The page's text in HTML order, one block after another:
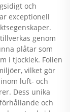
och
exceptionell
genom
plåtar som
i tjocklek. Folien
vilket gör
luft- och
Dess unika
och